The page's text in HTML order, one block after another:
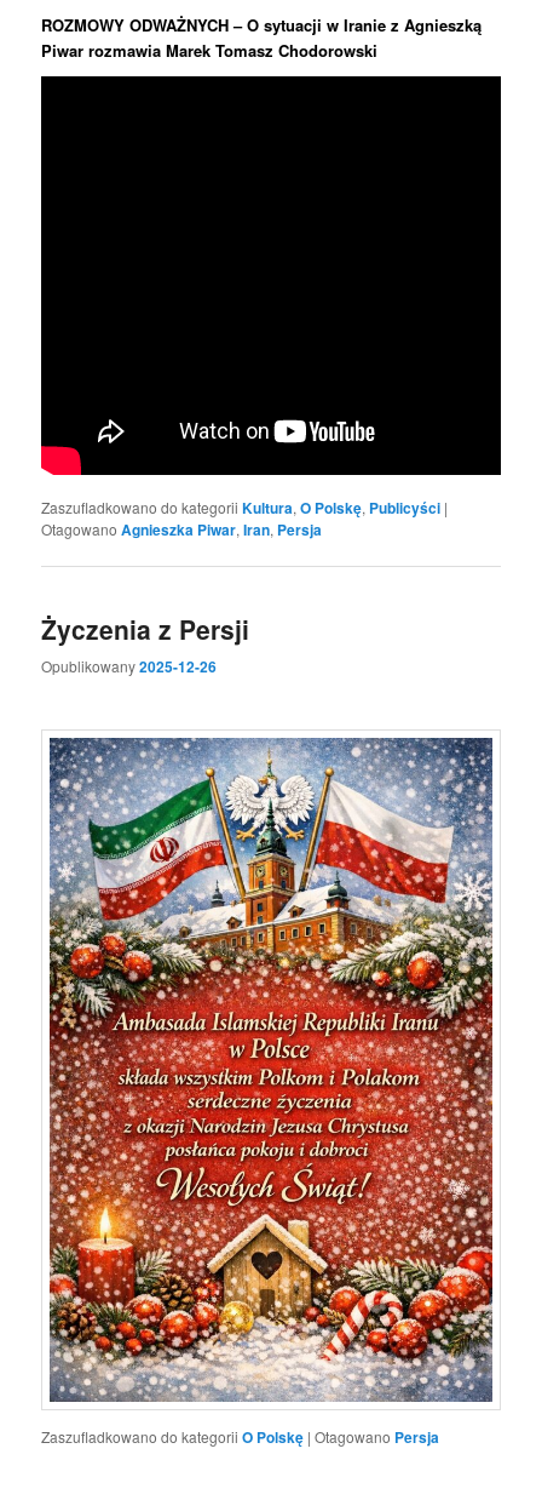
ROZMOWY ODWAŻNYCH – O sytuacji w Iranie z Agnieszką
Piwar rozmawia Marek Tomasz Chodorowski
Zaszufladkowano do kategorii Kultura,O Polskę, Publicyści |
Otagowano Agnieszka Piwar,Iran, Persja
Życzenia z Persji
Opublikowany2025-12-26
Zaszufladkowano do kategorii O Polskę |Otagowano Persja